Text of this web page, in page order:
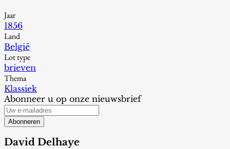
Jaar
1856
Land
België
Lot type
brieven
Thema
Klassiek
Abonneer u op onze nieuwsbrief
Abonneren
David Delhaye